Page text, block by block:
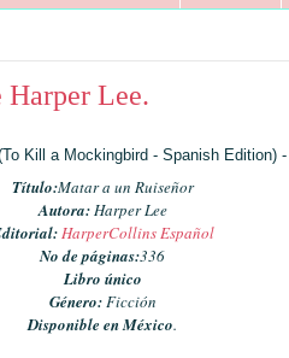
Harper Lee.
Título:Matar a un Ruiseñor
Autora:Harper Lee
HarperCollins Español
No de páginas:336
Libro único
Género:Ficción
Disponible en México.